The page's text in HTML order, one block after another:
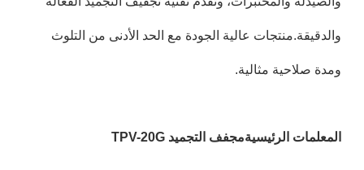
والدقيقة.منتجات عالية الجودة مع الحد الأدنى من التلوث
ومدة صلاحية مثالية.
المعلمات الرئيسيةمجفف التجميد TPV-20G